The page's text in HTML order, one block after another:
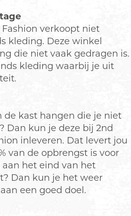
Fashion verkoopt niet
kleding. Deze winkel
die niet vaak gedragen is.
kleding waarbij je uit
de kast hangen die je niet
Dan kun je deze bij 2nd
inleveren. Dat levert jou
van de opbrengst is voor
het eind van het
Dan kun je het weer
een goed doel.